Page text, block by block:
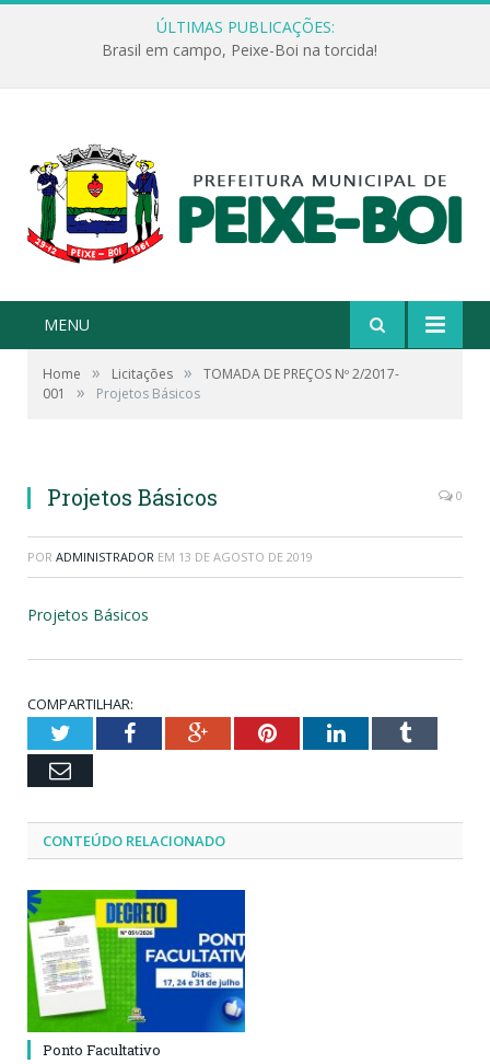
ÚLTIMAS PUBLICAÇÕES:
Brasil em campo, Peixe-Boi na torcida!
MENU
Home » Licitações »
TOMADA DE PREÇOS Nº 2/2017-
001
» Projetos Básicos
Projetos Básicos 0
POR ADMINISTRADOR EM 13 DE AGOSTO DE 2019
Projetos Básicos
COMPARTILHAR:
TwitterFacebookGoogle+PinterestLinkedInTumblr
Email
CONTEÚDO RELACIONADO
Ponto Facultativo